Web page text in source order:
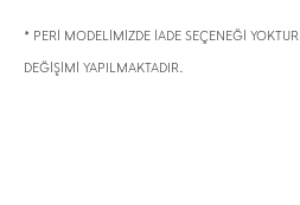
* PERİ MODELİMİZDE İADE SEÇENEĞİ
DEĞİŞİMİ YAPILMAKTADIR.